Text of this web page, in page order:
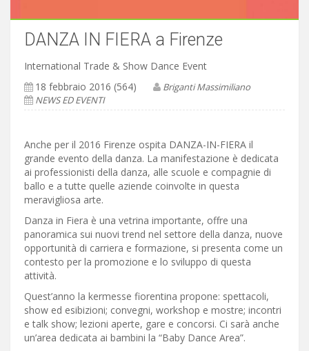
DANZA IN FIERA a Firenze
International Trade & Show Dance Event
18 febbraio 2016 (564)
Briganti Massimiliano
NEWS ED EVENTI
Anche per il 2016 Firenze ospita DANZA-IN-FIERA il
grande evento della danza. La manifestazione è dedicata
ai professionisti della danza, alle scuole e compagnie di
ballo e a tutte quelle aziende coinvolte in questa
meravigliosa arte.
Danza in Fiera è una vetrina importante, offre una
panoramica sui nuovi trend nel settore della danza, nuove
opportunità di carriera e formazione, si presenta come un
contesto per la promozione e lo sviluppo di questa
attività.
Quest’anno la kermesse fiorentina propone: spettacoli,
show ed esibizioni; convegni, workshop e mostre; incontri
e talk show; lezioni aperte, gare e concorsi. Ci sarà anche
un’area dedicata ai bambini la “Baby Dance Area”.